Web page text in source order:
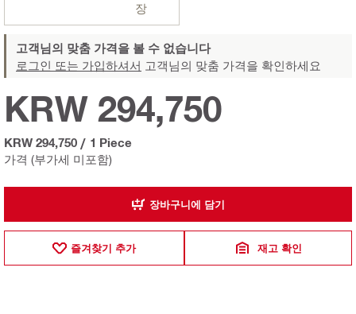
장
고객님의 맞춤 가격을 볼 수 없습니다
로그인 또는 가입하셔서 고객님의 맞춤 가격을 확인하세요
가격 (부가세 미포함)
KRW 294,750
KRW 294,750 / 1 Piece
장바구니에 담기
즐겨찾기 추가 재고 확인